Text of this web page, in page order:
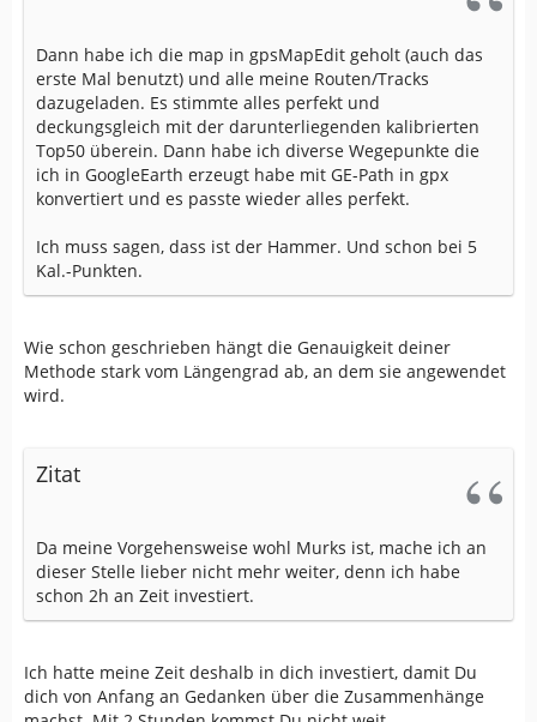
Dann habe ich die map in gpsMapEdit geholt (auch das
erste Mal benutzt) und alle meine Routen/Tracks
dazugeladen. Es stimmte alles perfekt und
deckungsgleich mit der darunterliegenden kalibrierten
Top50 überein. Dann habe ich diverse Wegepunkte die
ich in GoogleEarth erzeugt habe mit GE-Path in gpx
konvertiert und es passte wieder alles perfekt.
Ich muss sagen, dass ist der Hammer. Und schon bei 5
Kal.-Punkten.
Wie schon geschrieben hängt die Genauigkeit deiner
Methode stark vom Längengrad ab, an dem sie angewendet
wird.
Zitat
Da meine Vorgehensweise wohl Murks ist, mache ich an
dieser Stelle lieber nicht mehr weiter, denn ich habe
schon 2h an Zeit investiert.
Ich hatte meine Zeit deshalb in dich investiert, damit Du
dich von Anfang an Gedanken über die Zusammenhänge